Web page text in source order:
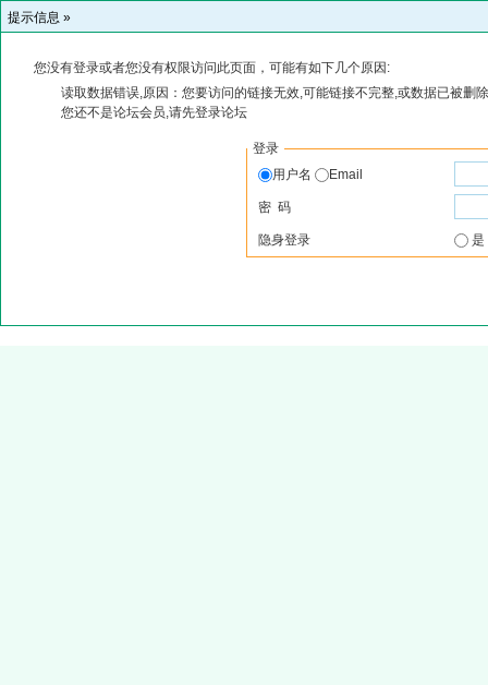
提示信息 »
您没有登录或者您没有权限访问此页面，可能有如下几个原因:
读取数据错误,原因：您要访问的链接无效,可能链接不完整,或数据已被删
您还不是论坛会员,请先登录论坛
登录
用户名
Email
密 码
隐身登录